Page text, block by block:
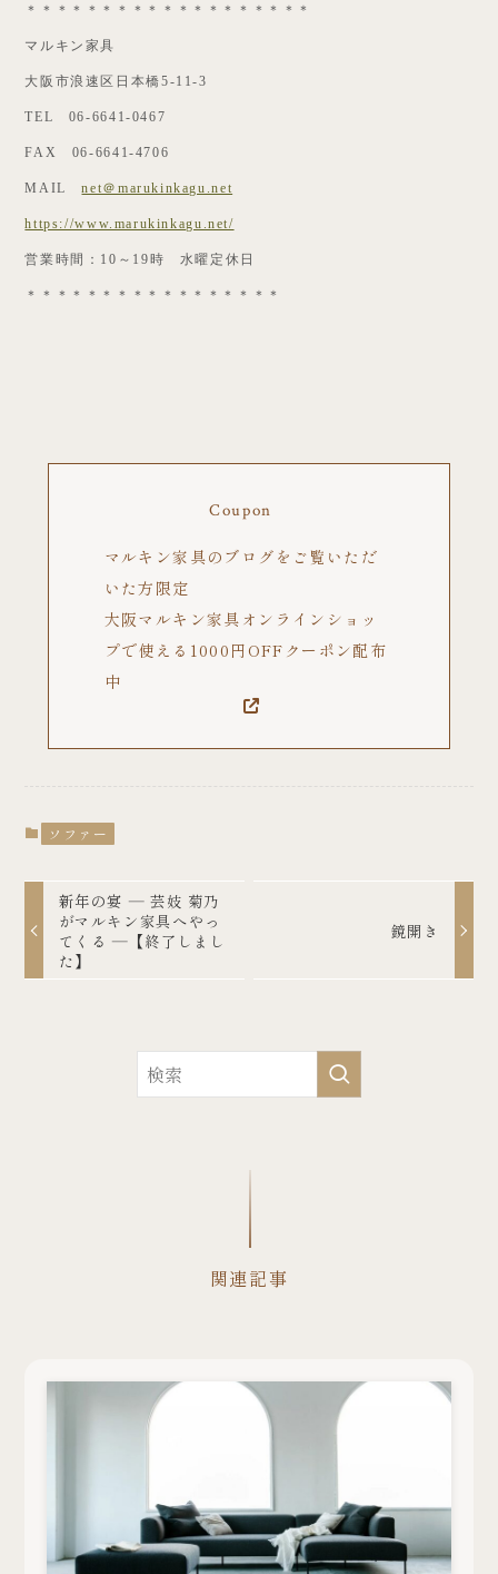
＊＊＊＊＊＊＊＊＊＊＊＊＊＊＊＊＊＊＊
マルキン家具
大阪市浪速区日本橋5-11-3
TEL 06-6641-0467
FAX 06-6641-4706
MAILnet＠marukinkagu.net
https://www.marukinkagu.net/
営業時間：10～19時 水曜定休日
＊＊＊＊＊＊＊＊＊＊＊＊＊＊＊＊＊
Coupon
マルキン家具のブログをご覧いただ
いた方限定
大阪マルキン家具オンラインショッ
プで使える1000円OFFクーポン配布
中
ソファー
新年の宴 ― 芸妓 菊乃
がマルキン家具へやっ
てくる ―【終了しまし
た】
鏡開き
関連記事